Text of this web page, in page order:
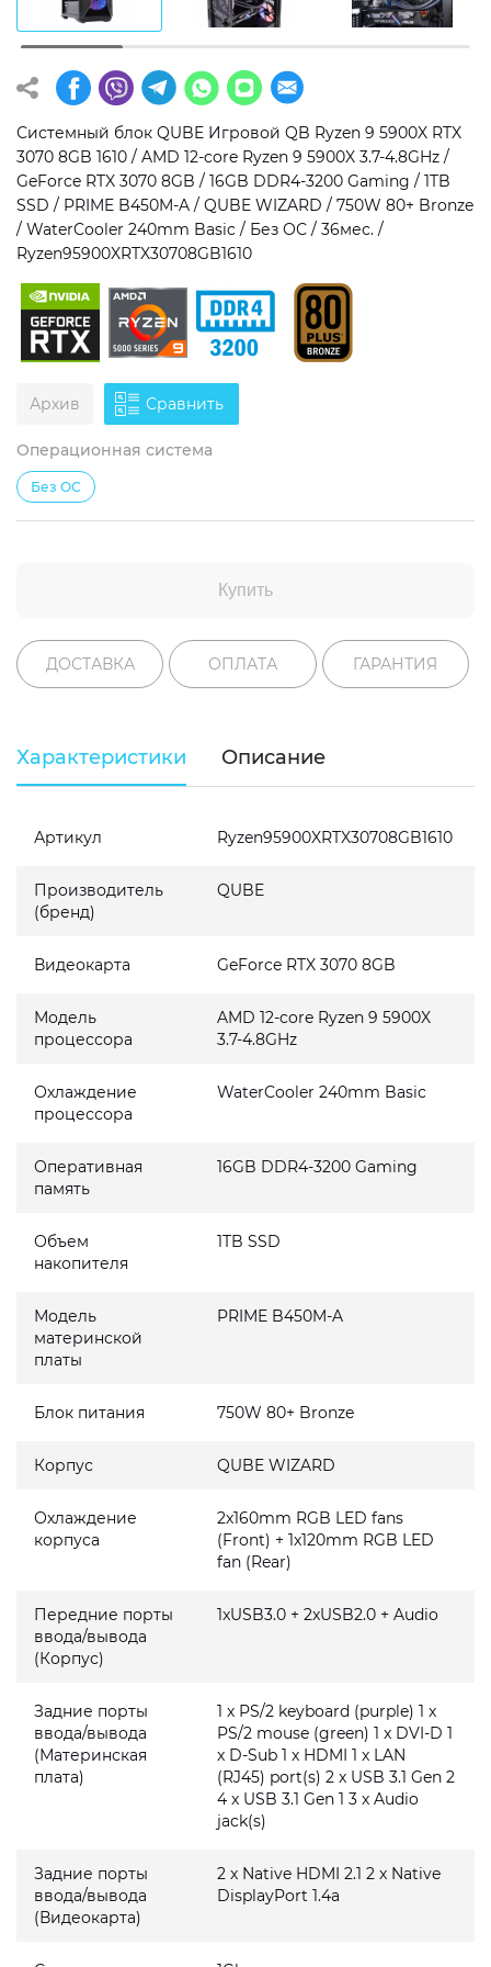
Операционная система
Windows 11 Home
Windows 11 Pro
Без ОС
Тип накопителя
SSD
HDD
SSD + HDD
Дополнительно
RGB-подсветка
Разблокированный множитель CPU
Сверхбыстрый M.2 SSD NVME
Системный блок QUBE Игровой QB Ryzen 9 5900X RTX
3070 8GB 1610 / AMD 12-core Ryzen 9 5900X 3.7-4.8GHz /
GeForce RTX 3070 8GB / 16GB DDR4-3200 Gaming / 1TB
SSD / PRIME B450M-A / QUBE WIZARD / 750W 80+ Bronze
/ WaterCooler 240mm Basic / Без ОС / 36мес. /
Ryzen95900XRTX30708GB1610
Архив Сравнить
Операционная система
Без ОС
Купить
ДОСТАВКА ОПЛАТА ГАРАНТИЯ
Характеристики Описание
Артикул Ryzen95900XRTX30708GB1610
Производитель
(бренд)
QUBE
Видеокарта GeForce RTX 3070 8GB
Модель
процессора
AMD 12-core Ryzen 9 5900X
3.7-4.8GHz
Охлаждение
процессора
WaterCooler 240mm Basic
Оперативная
память
16GB DDR4-3200 Gaming
Объем
накопителя
1TB SSD
Модель
материнской
платы
PRIME B450M-A
Блок питания 750W 80+ Bronze
Корпус QUBE WIZARD
Охлаждение
корпуса
2x160mm RGB LED fans
(Front) + 1x120mm RGB LED
fan (Rear)
Передние порты
ввода/вывода
(Корпус)
1xUSB3.0 + 2xUSB2.0 + Audio
Задние порты
ввода/вывода
(Материнская
плата)
1 x PS/2 keyboard (purple) 1 x
PS/2 mouse (green) 1 x DVI-D 1
x D-Sub 1 x HDMI 1 x LAN
(RJ45) port(s) 2 x USB 3.1 Gen 2
4 x USB 3.1 Gen 1 3 x Audio
jack(s)
Задние порты
ввода/вывода
(Видеокарта)
2 x Native HDMI 2.1 2 x Native
DisplayPort 1.4a